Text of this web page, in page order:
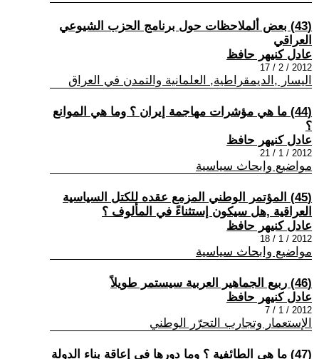
(43) بعض ألملاحظات حول برنامج الحزب الشيوعي
العراقي
عادل كنيهر حافظ
2012 / 2 / 17
اليسار ,الديمقراطية, العلمانية والتمدن في العراق
(44) ما هي مؤشرات مهاجمة إيران ؟ وما هي الموانع
؟
عادل كنيهر حافظ
2012 / 1 / 21
مواضيع وابحاث سياسية
(45) المؤتمر الوطني المزمع عقده للكتل السياسية
العراقية ,هل سيكون إستثناءً في المألوف ؟
عادل كنيهر حافظ
2012 / 1 / 18
مواضيع وابحاث سياسية
(46) ربيع الجماهير العربية سيستمر طويلاً
عادل كنيهر حافظ
2012 / 1 / 7
الإستعمار وتجارب التحرّر الوطني
(47) ما هي الطائفية ؟ وما دورها في إعاقة بناء الدولة